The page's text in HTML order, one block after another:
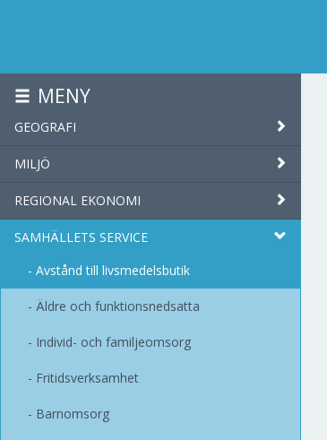
MENY
GEOGRAFI
MILJÖ
REGIONAL EKONOMI
SAMHÄLLETS SERVICE
Avstånd till livsmedelsbutik
Äldre och funktionsnedsatta
Individ- och familjeomsorg
Fritidsverksamhet
Barnomsorg